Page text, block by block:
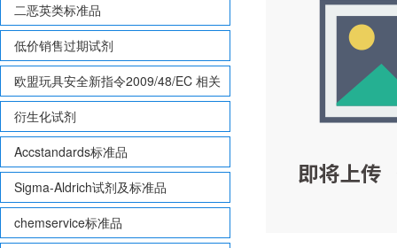
二恶英类标准品
低价销售过期试剂
欧盟玩具安全新指令2009/48/EC 相关
致敏性香味剂标准品
衍生化试剂
Accstandards标准品
Sigma-Aldrich试剂及标准品
chemservice标准品